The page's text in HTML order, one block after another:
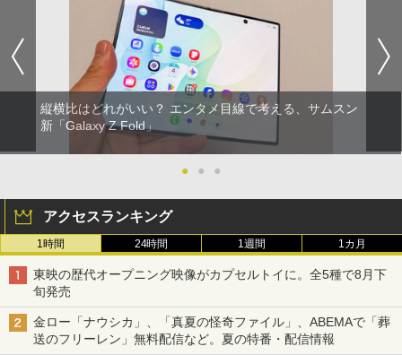
縦横比はどれがいい？ エンタメ目線で考える、サムスン
新「Galaxy Z Fold」
● ● ●
アクセスランキング
1時間 24時間 1週間 1カ月
東映の歴代オープニング映像がカプセルトイに。全5種で8月下
旬発売
金ロー「ナウシカ」、「真夏の怪奇ファイル」、ABEMAで「葬
送のフリーレン」無料配信など。夏の特番・配信情報